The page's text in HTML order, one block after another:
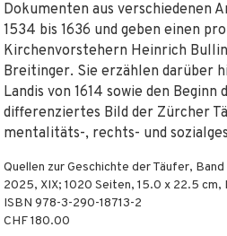
Dokumenten aus verschiedenen
1534 bis 1636 und geben einen
Kirchenvorstehern Heinrich
Breitinger. Sie erzählen darüber
Landis von 1614 sowie den
differenziertes Bild der Zürcher
mentalitäts-, rechts- und
Quellen zur Geschichte der Täufer, Band
2025, XIX; 1020 Seiten, 15.0 x 22.5 cm,
ISBN 978-3-290-18713-2
CHF 180.00